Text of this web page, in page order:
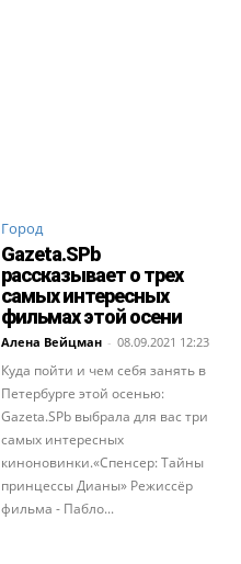
Город
Gazeta.SPb
рассказывает о трех
самых интересных
фильмах этой осени
Алена Вейцман - 08.09.2021 12:23
Куда пойти и чем себя занять в
Петербурге этой осенью:
Gazeta.SPb выбрала для вас три
самых интересных
киноновинки.«Спенсер: Тайны
принцессы Дианы» Режиссёр
фильма - Пабло...